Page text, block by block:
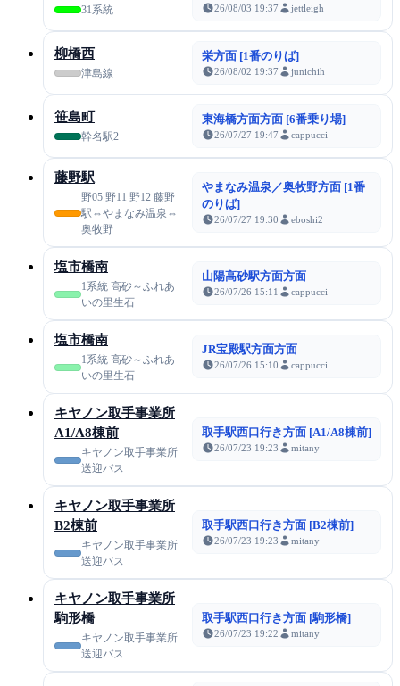
31系統 26/08/03 19:37 jettleigh
柳橋西
津島線
栄方面 [1番のりば]
26/08/02 19:37 junichih
笹島町
幹名駅2
東海橋方面方面 [6番乗り場]
26/07/27 19:47 cappucci
藤野駅
野05 野11 野12 藤野
駅⇔やまなみ温泉⇔
奥牧野
やまなみ温泉／奥牧野方面 [1番
のりば]
26/07/27 19:30 eboshi2
塩市橋南
1系統 高砂～ふれあ
いの里生石
山陽高砂駅方面方面
26/07/26 15:11 cappucci
塩市橋南
1系統 高砂～ふれあ
いの里生石
JR宝殿駅方面方面
26/07/26 15:10 cappucci
キヤノン取手事業所
A1/A8棟前
キヤノン取手事業所
送迎バス
取手駅西口行き方面 [A1/A8棟前]
26/07/23 19:23 mitany
キヤノン取手事業所
B2棟前
キヤノン取手事業所
送迎バス
取手駅西口行き方面 [B2棟前]
26/07/23 19:23 mitany
キヤノン取手事業所
駒形橋
キヤノン取手事業所
送迎バス
取手駅西口行き方面 [駒形橋]
26/07/23 19:22 mitany